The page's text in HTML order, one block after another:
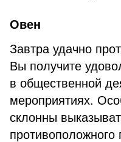
Овен
Завтра удачно
Вы получите
в общественной
мероприятиях.
склонны